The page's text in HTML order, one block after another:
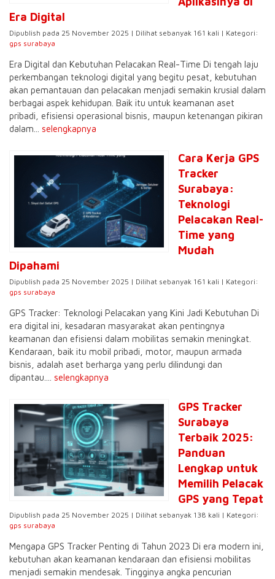
Era Digital
Dipublish pada 25 November 2025 | Dilihat sebanyak 161 kali | Kategori:
gps surabaya
Era Digital dan Kebutuhan Pelacakan Real-Time Di tengah laju
perkembangan teknologi digital yang begitu pesat, kebutuhan
akan pemantauan dan pelacakan menjadi semakin krusial dalam
berbagai aspek kehidupan. Baik itu untuk keamanan aset
pribadi, efisiensi operasional bisnis, maupun ketenangan pikiran
dalam... selengkapnya
Cara Kerja GPS
Tracker
Surabaya:
Teknologi
Pelacakan Real-
Time yang
Mudah
Dipahami
Dipublish pada 25 November 2025 | Dilihat sebanyak 161 kali | Kategori:
gps surabaya
GPS Tracker: Teknologi Pelacakan yang Kini Jadi Kebutuhan Di
era digital ini, kesadaran masyarakat akan pentingnya
keamanan dan efisiensi dalam mobilitas semakin meningkat.
Kendaraan, baik itu mobil pribadi, motor, maupun armada
bisnis, adalah aset berharga yang perlu dilindungi dan
dipantau.... selengkapnya
GPS Tracker
Surabaya
Terbaik 2025:
Panduan
Lengkap untuk
Memilih Pelacak
GPS yang Tepat
Dipublish pada 25 November 2025 | Dilihat sebanyak 138 kali | Kategori:
gps surabaya
Mengapa GPS Tracker Penting di Tahun 2023 Di era modern ini,
kebutuhan akan keamanan kendaraan dan efisiensi mobilitas
menjadi semakin mendesak. Tingginya angka pencurian